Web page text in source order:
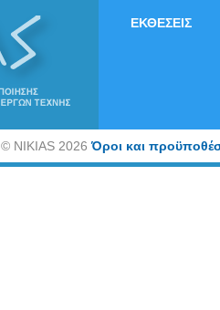
ΕΚΘΕΣΕΙΣ
©NIKIAS 2026Όροι και